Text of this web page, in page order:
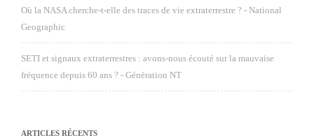
Où la NASA cherche-t-elle des traces de vie extraterrestre ? - National
Geographic
SETI et signaux extraterrestres : avons-nous écouté sur la mauvaise
fréquence depuis 60 ans ? - Génération NT
ARTICLES RÉCENTS